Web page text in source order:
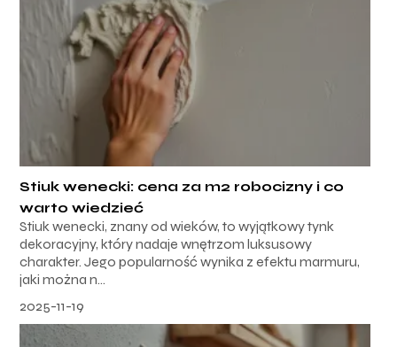
Stiuk wenecki: cena za m2 robocizny i co
warto wiedzieć
Stiuk wenecki, znany od wieków, to wyjątkowy tynk
dekoracyjny, który nadaje wnętrzom luksusowy
charakter. Jego popularność wynika z efektu marmuru,
jaki można n...
2025-11-19